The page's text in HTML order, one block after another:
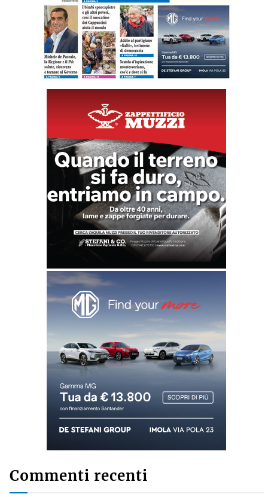
Commenti recenti